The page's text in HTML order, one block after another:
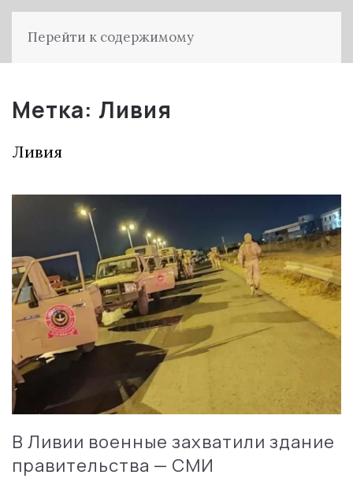
Перейти к содержимому
Метка: Ливия
Ливия
В Ливии военные захватили здание
правительства — СМИ